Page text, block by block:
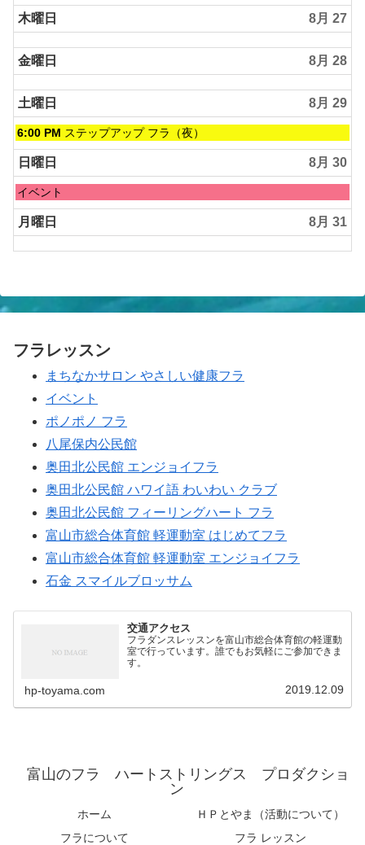
木曜日 8月 27
金曜日 8月 28
土曜日 8月 29
土
曜
日,
8
月
29th
2026
6:00 PM ステップアップ フラ（夜）
日曜日 8月 30
日
曜
日,
8
月
イベント
月曜日 8月 31
フラレッスン
まちなかサロン やさしい健康フラ
イベント
ポノポノ フラ
八尾保内公民館
奥田北公民館 エンジョイフラ
奥田北公民館 ハワイ語 わいわい クラブ
奥田北公民館 フィーリングハート フラ
富山市総合体育館 軽運動室 はじめてフラ
富山市総合体育館 軽運動室 エンジョイフラ
石金 スマイルブロッサム
交通アクセス
フラダンスレッスンを富山市総合体育館の軽運動
室で行っています。誰でもお気軽にご参加できま
す。
hp-toyama.com 2019.12.09
富山のフラ ハートストリングス プロダクショ
ン
ホーム
ＨＰとやま（活動について）
フラについて
フラ レッスン